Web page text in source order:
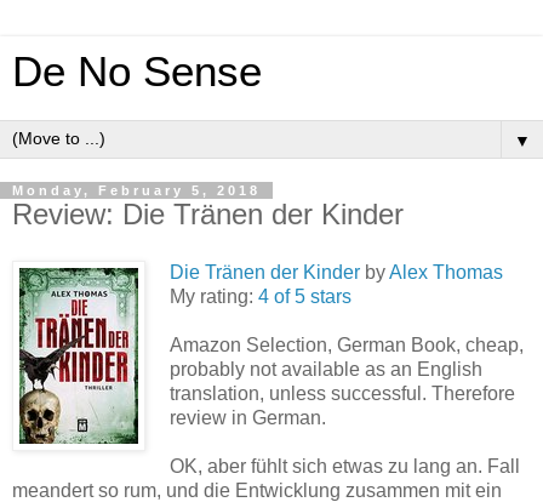
De No Sense
▼
Monday, February 5, 2018
Review: Die Tränen der Kinder
Die Tränen der Kinder byAlex Thomas
My rating: 4 of 5 stars
Amazon Selection, German Book, cheap,
probably not available as an English
translation, unless successful. Therefore
review in German.
OK, aber fühlt sich etwas zu lang an. Fall
meandert so rum, und die Entwicklung zusammen mit ein